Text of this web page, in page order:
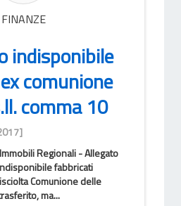
FINANZE
indisponibile
comunione
comma 10
Regionali - Allegato
fabbricati
Comunione delle
ma...